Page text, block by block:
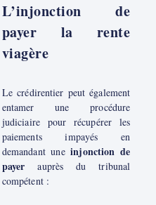
L’injonction de
payer la rente
viagère
Le crédirentier peut également
entamer une procédure
judiciaire pour récupérer les
paiements impayés en
demandant uneinjonction de
payer auprès du tribunal
compétent :